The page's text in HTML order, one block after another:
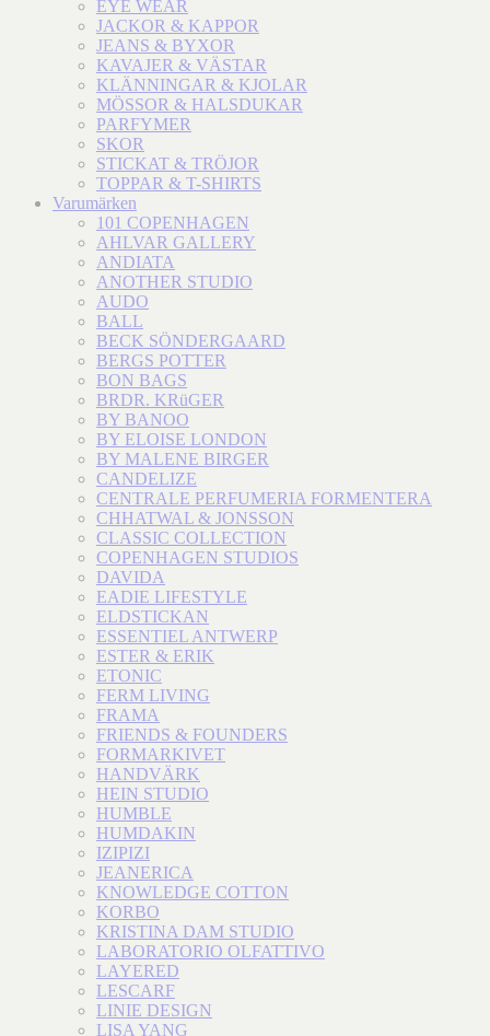
EYE WEAR
JACKOR & KAPPOR
JEANS & BYXOR
KAVAJER & VÄSTAR
KLÄNNINGAR & KJOLAR
MÖSSOR & HALSDUKAR
PARFYMER
SKOR
STICKAT & TRÖJOR
TOPPAR & T-SHIRTS
Varumärken
101 COPENHAGEN
AHLVAR GALLERY
ANDIATA
ANOTHER STUDIO
AUDO
BALL
BECK SÖNDERGAARD
BERGS POTTER
BON BAGS
BRDR. KRüGER
BY BANOO
BY ELOISE LONDON
BY MALENE BIRGER
CANDELIZE
CENTRALE PERFUMERIA FORMENTERA
CHHATWAL & JONSSON
CLASSIC COLLECTION
COPENHAGEN STUDIOS
DAVIDA
EADIE LIFESTYLE
ELDSTICKAN
ESSENTIEL ANTWERP
ESTER & ERIK
ETONIC
FERM LIVING
FRAMA
FRIENDS & FOUNDERS
FORMARKIVET
HANDVÄRK
HEIN STUDIO
HUMBLE
HUMDAKIN
IZIPIZI
JEANERICA
KNOWLEDGE COTTON
KORBO
KRISTINA DAM STUDIO
LABORATORIO OLFATTIVO
LAYERED
LESCARF
LINIE DESIGN
LISA YANG